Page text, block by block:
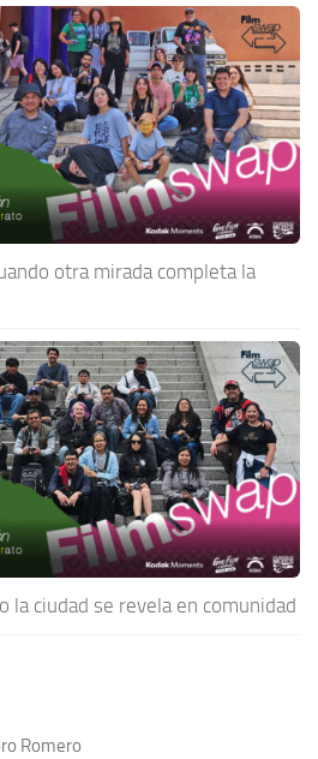
otra mirada completa la
la ciudad se revela en comunidad
Romero